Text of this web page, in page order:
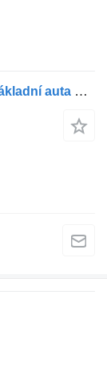
Hlavní brzdový válec 5010260033 pro nákladní auta Renault Premium